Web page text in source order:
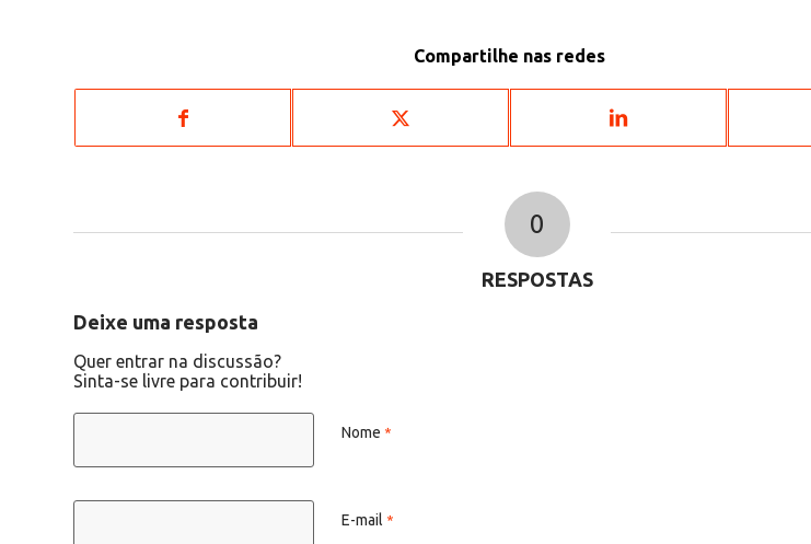
Compartilhe nas redes
0
RESPOSTAS
Deixe uma resposta
Quer entrar na discussão?
Sinta-se livre para contribuir!
Nome *
E-mail *